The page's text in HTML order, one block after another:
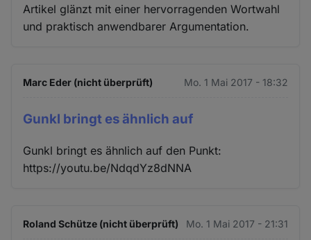
Artikel glänzt mit einer hervorragenden Wortwahl
und praktisch anwendbarer Argumentation.
Marc Eder (nicht überprüft) Mo. 1 Mai 2017 - 18:32
Gunkl bringt es ähnlich auf
Gunkl bringt es ähnlich auf den Punkt:
https://youtu.be/NdqdYz8dNNA
Roland Schütze (nicht überprüft) Mo. 1 Mai 2017 - 21:31